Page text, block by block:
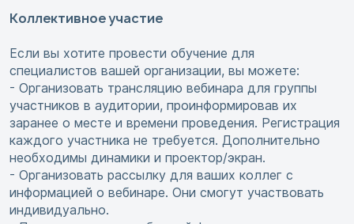
Коллективное участие
Если вы хотите провести обучение для
специалистов вашей организации, вы можете:
- Организовать трансляцию вебинара для группы
участников в аудитории, проинформировав их
заранее о месте и времени проведения. Регистрация
каждого участника не требуется. Дополнительно
необходимы динамики и проектор/экран.
- Организовать рассылку для ваших коллег с
информацией о вебинаре. Они смогут участвовать
индивидуально.